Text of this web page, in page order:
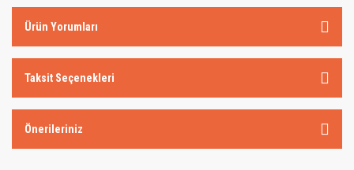
Ürün Yorumları
Taksit Seçenekleri
Önerileriniz